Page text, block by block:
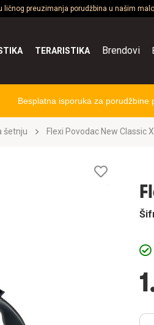
preuzimanja porudžbina u našim
TERARISTIKA Brendovi
Besplatna isporuka za porudžbine
šetnju Flexi Povodac New Classic
želja